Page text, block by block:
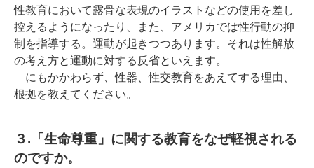
性教育において露骨な表現のイラストなどの使用を差し
控えるようになったり、また、アメリカでは性行動の抑
制を指導する。運動が起きつつあります。それは性解放
の考え方と運動に対する反省といえます。
にもかかわらず、性器、性交教育をあえてする理由、
根拠を教えてください。
３.「生命尊重」に関する教育をなぜ軽視される
のですか。